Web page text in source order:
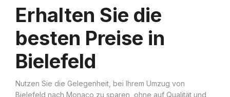
Erhalten Sie die
besten Preise in
Bielefeld
Nutzen Sie die Gelegenheit, bei Ihrem Umzug von
Bielefeld nach Monaco zu sparen, ohne auf Qualität und